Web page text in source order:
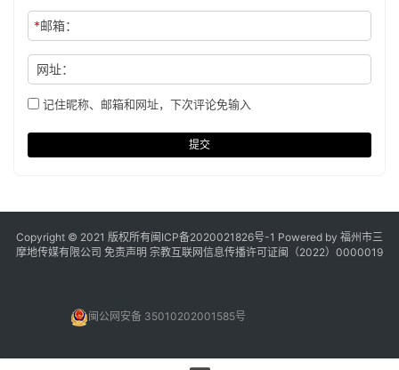
*邮箱：
网址：
记住昵称、邮箱和网址，下次评论免输入
提交
Copyright © 2021 版权所有闽ICP备2020021826号-1 Powered by 福州市三
摩地传媒有限公司 免责声明 宗教互联网信息传播许可证闽（2022）0000019
闽公网安备 35010202001585号